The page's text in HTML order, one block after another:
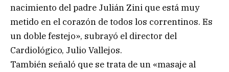
nacimiento del padre Julián Zini que está muy
metido en el corazón de todos los correntinos. Es
un doble festejo», subrayó el director del
Cardiológico, Julio Vallejos.
También señaló que se trata de un «masaje al